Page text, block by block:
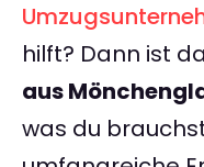
hilft? Dann ist
aus
was du